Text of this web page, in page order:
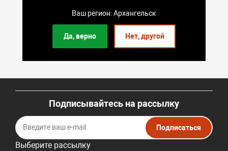
Ваш регион: Архангельск
Да, верно Нет, другой
Подписывайтесь на рассылку
Выберите рассылку
Подписаться